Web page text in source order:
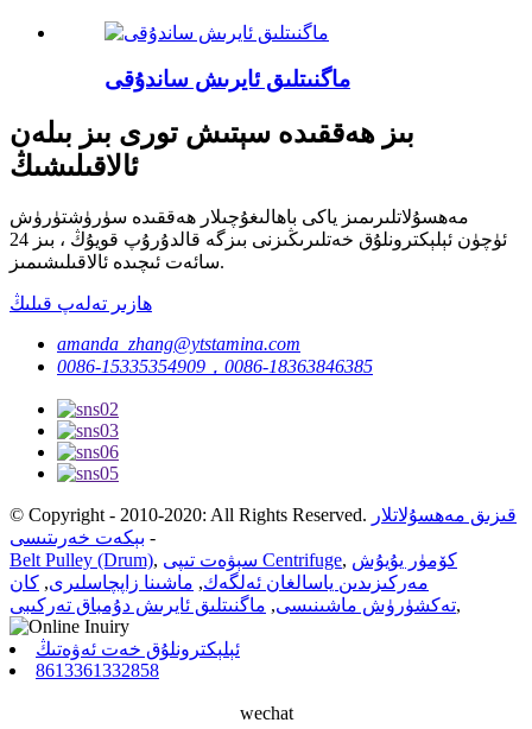
ماگنىتلىق ئايرىش ساندۇقى
بىز ھەققىدە سېتىش تورى بىز بىلەن
ئالاقىلىشىڭ
مەھسۇلاتلىرىمىز ياكى باھالىغۇچىلار ھەققىدە سۈرۈشتۈرۈش
ئۈچۈن ئېلېكترونلۇق خەتلىرىڭىزنى بىزگە قالدۇرۇپ قويۇڭ ، بىز 24
سائەت ئىچىدە ئالاقىلىشىمىز.
ھازىر تەلەپ قىلىڭ
amanda_zhang@ytstamina.com
0086-15335354909，0086-18363846385
© Copyright - 2010-2020: All Rights Reserved. قىزىق مەھسۇلاتلار
- بېكەت خەرىتىسى
Belt Pulley (Drum), سېۋەت تىپى Centrifuge, كۆمۈر يۇيۇش
مەركىزىدىن ياسالغان ئەلگەك, ماشىنا زاپچاسلىرى, كان
تەكشۈرۈش ماشىنىسى, ماگنىتلىق ئايرىش دۇمباق تەركىبى ,
ئېلېكترونلۇق خەت ئەۋەتىڭ
8613361332858
wechat